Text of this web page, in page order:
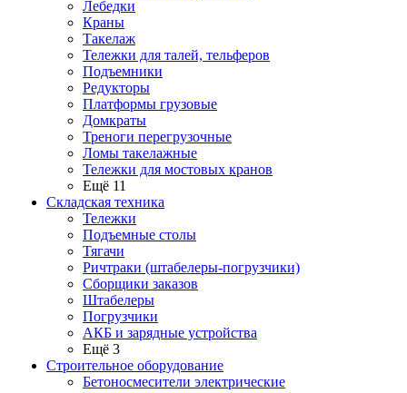
Лебедки
Краны
Такелаж
Тележки для талей, тельферов
Подъемники
Редукторы
Платформы грузовые
Домкраты
Треноги перегрузочные
Ломы такелажные
Тележки для мостовых кранов
Ещё 11
Складская техника
Тележки
Подъемные столы
Тягачи
Ричтраки (штабелеры-погрузчики)
Сборщики заказов
Штабелеры
Погрузчики
АКБ и зарядные устройства
Ещё 3
Строительное оборудование
Бетоносмесители электрические